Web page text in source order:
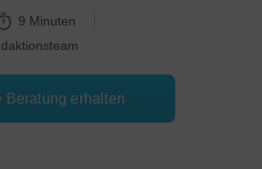
9 Minuten
Beratung erhalten